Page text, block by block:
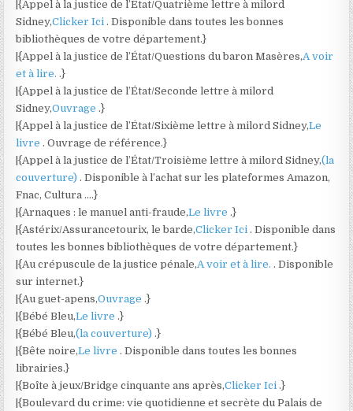
|{Appel à la justice de l’État/Quatrième lettre à milord
Sidney,Clicker Ici . Disponible dans toutes les bonnes
bibliothèques de votre département.}
|{Appel à la justice de l’État/Questions du baron Masères,A voir
et à lire. .}
|{Appel à la justice de l’État/Seconde lettre à milord
Sidney,Ouvrage .}
|{Appel à la justice de l’État/Sixième lettre à milord Sidney,Le
livre . Ouvrage de référence.}
|{Appel à la justice de l’État/Troisième lettre à milord Sidney,(la
couverture) . Disponible à l’achat sur les plateformes Amazon,
Fnac, Cultura ….}
|{Arnaques : le manuel anti-fraude,Le livre .}
|{Astérix/Assurancetourix, le barde,Clicker Ici . Disponible dans
toutes les bonnes bibliothèques de votre département.}
|{Au crépuscule de la justice pénale,A voir et à lire. . Disponible
sur internet.}
|{Au guet-apens,Ouvrage .}
|{Bébé Bleu,Le livre .}
|{Bébé Bleu,(la couverture) .}
|{Bête noire,Le livre . Disponible dans toutes les bonnes
librairies.}
|{Boîte à jeux/Bridge cinquante ans après,Clicker Ici .}
|{Boulevard du crime: vie quotidienne et secrète du Palais de